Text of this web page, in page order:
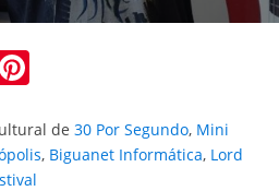
de 30 Por Segundo, Mini
, Biguanet Informática, Lord